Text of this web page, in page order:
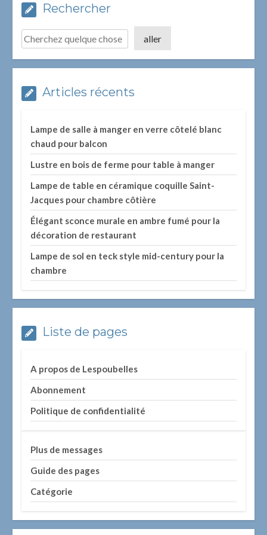
Rechercher
aller
Articles récents
Lampe de salle à manger en verre côtelé blanc
chaud pour balcon
Lustre en bois de ferme pour table à manger
Lampe de table en céramique coquille Saint-
Jacques pour chambre côtière
Élégant sconce murale en ambre fumé pour la
décoration de restaurant
Lampe de sol en teck style mid-century pour la
chambre
Liste de pages
A propos de Lespoubelles
Abonnement
Politique de confidentialité
Plus de messages
Guide des pages
Catégorie